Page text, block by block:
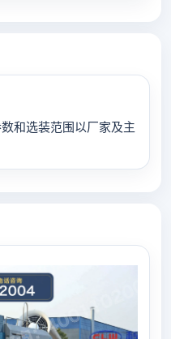
和选装范围以厂家及主